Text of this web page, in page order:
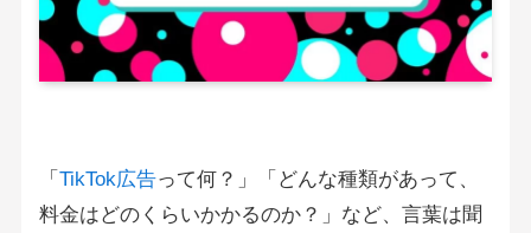
「 TikTok広告って何？」「どんな種類があって、
料金はどのくらいかかるのか？」など、言葉は聞